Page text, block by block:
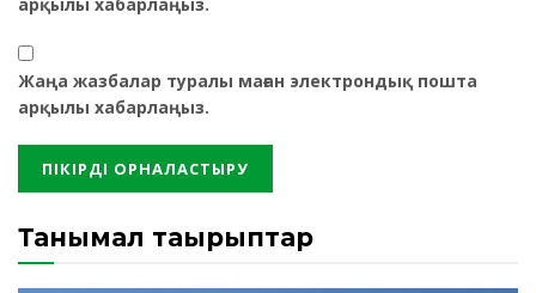
арқылы хабарлаңыз.
Жаңа жазбалар туралы маған электрондық пошта
арқылы хабарлаңыз.
Танымал тақырыптар